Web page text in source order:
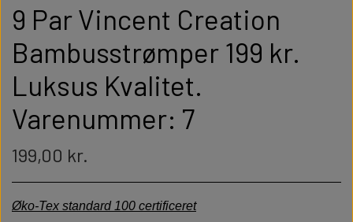
9 Par Vincent Creation
Bambusstrømper 199 kr.
Luksus Kvalitet.
Varenummer: 7
199,00 kr.
Øko-Tex standard 100 certificeret